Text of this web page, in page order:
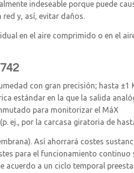
indeseable porque puede
y, así, evitar daños.
en el aire comprimido o en el
con gran precisión; hasta ±1
estándar en la que la salida
para monitorizar el MáX
ej., por la carcasa giratoria de
Así ahorrará costes
para el funcionamiento continuo
a un ciclo temporal